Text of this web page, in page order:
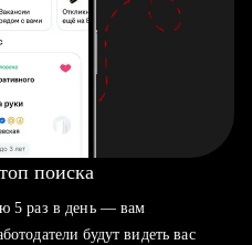
поиска
5 раз в день — вам
будут видеть вас